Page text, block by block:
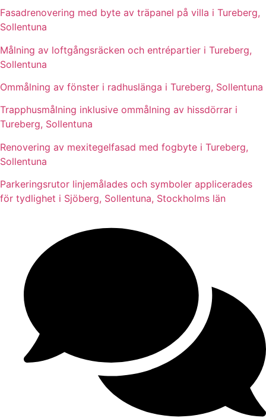
Fasadrenovering med byte av träpanel på villa i Tureberg,
Sollentuna
Målning av loftgångsräcken och entrépartier i Tureberg,
Sollentuna
Ommålning av fönster i radhuslänga i Tureberg, Sollentuna
Trapphusmålning inklusive ommålning av hissdörrar i
Tureberg, Sollentuna
Renovering av mexitegelfasad med fogbyte i Tureberg,
Sollentuna
Parkeringsrutor linjemålades och symboler applicerades
för tydlighet i Sjöberg, Sollentuna, Stockholms län